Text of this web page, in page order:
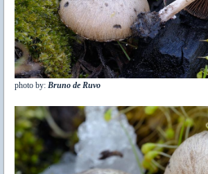
photo by: Bruno de Ruvo